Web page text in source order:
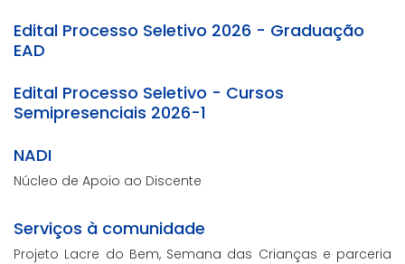
Edital Processo Seletivo 2026 - Graduação
EAD
Edital Processo Seletivo - Cursos
Semipresenciais 2026-1
NADI
Núcleo de Apoio ao Discente
Serviços à comunidade
Projeto Lacre do Bem, Semana das Crianças e parceria